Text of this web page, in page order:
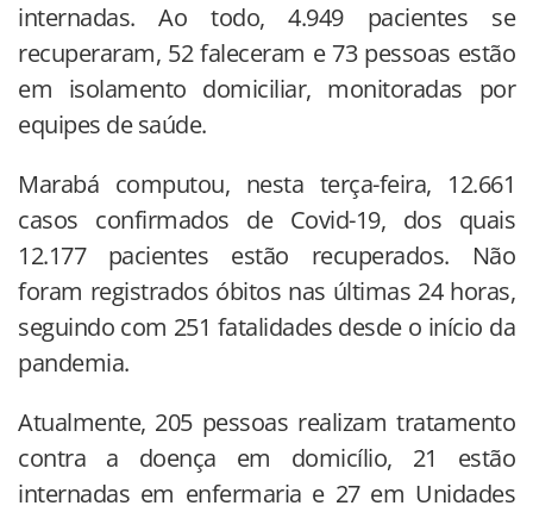
internadas. Ao todo, 4.949 pacientes se
recuperaram, 52 faleceram e 73 pessoas estão
em isolamento domiciliar, monitoradas por
equipes de saúde.
Marabá computou, nesta terça-feira, 12.661
casos confirmados de Covid-19, dos quais
12.177 pacientes estão recuperados. Não
foram registrados óbitos nas últimas 24 horas,
seguindo com 251 fatalidades desde o início da
pandemia.
Atualmente, 205 pessoas realizam tratamento
contra a doença em domicílio, 21 estão
internadas em enfermaria e 27 em Unidades